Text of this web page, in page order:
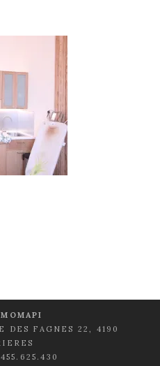
DES FAGNES 22, 4190